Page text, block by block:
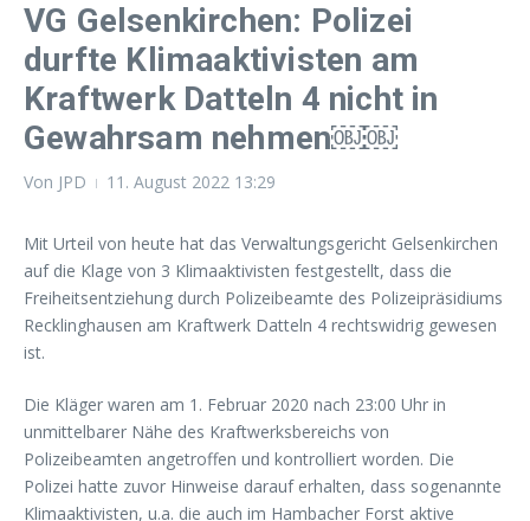
VG Gelsenkirchen: Polizei
durfte Klimaaktivisten am
Kraftwerk Datteln 4 nicht in
Gewahrsam nehmen￼￼
Von JPD 11. August 2022 13:29
Mit Urteil von heute hat das Verwaltungsgericht Gelsenkirchen
auf die Klage von 3 Klimaaktivisten festgestellt, dass die
Freiheitsentziehung durch Polizeibeamte des Polizeipräsidiums
Recklinghausen am Kraftwerk Datteln 4 rechtswidrig gewesen
ist.
Die Kläger waren am 1. Februar 2020 nach 23:00 Uhr in
unmittelbarer Nähe des Kraftwerksbereichs von
Polizeibeamten angetroffen und kontrolliert worden. Die
Polizei hatte zuvor Hinweise darauf erhalten, dass sogenannte
Klimaaktivisten, u.a. die auch im Hambacher Forst aktive